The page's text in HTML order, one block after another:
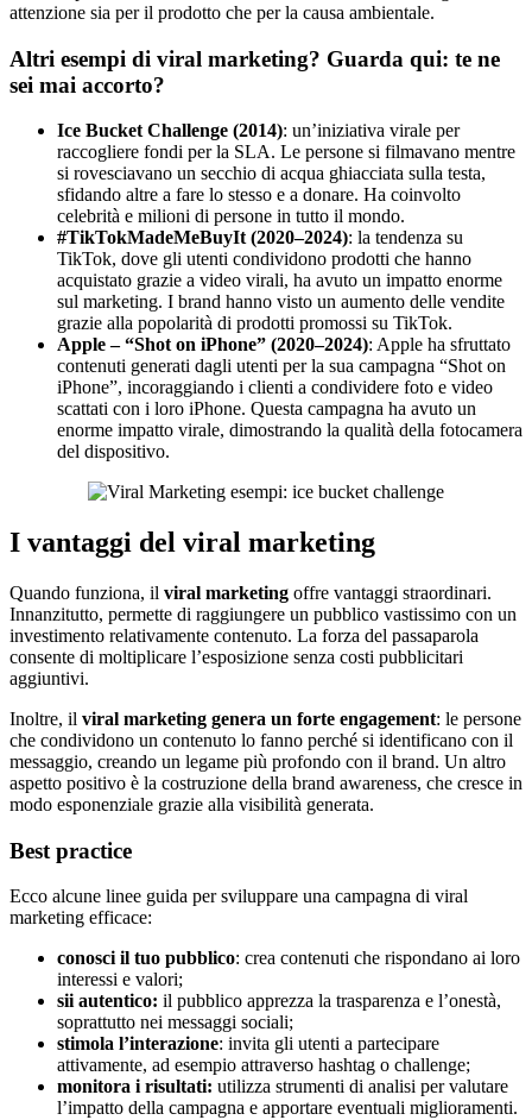
attenzione sia per il prodotto che per la causa ambientale.
Altri esempi di viral marketing? Guarda qui: te ne
sei mai accorto?
Ice Bucket Challenge (2014): un’iniziativa virale per
raccogliere fondi per la SLA. Le persone si filmavano mentre
si rovesciavano un secchio di acqua ghiacciata sulla testa,
sfidando altre a fare lo stesso e a donare. Ha coinvolto
celebrità e milioni di persone in tutto il mondo.
#TikTokMadeMeBuyIt (2020–2024): la tendenza su
TikTok, dove gli utenti condividono prodotti che hanno
acquistato grazie a video virali, ha avuto un impatto enorme
sul marketing. I brand hanno visto un aumento delle vendite
grazie alla popolarità di prodotti promossi su TikTok.
Apple – “Shot on iPhone” (2020–2024): Apple ha sfruttato
contenuti generati dagli utenti per la sua campagna “Shot on
iPhone”, incoraggiando i clienti a condividere foto e video
scattati con i loro iPhone. Questa campagna ha avuto un
enorme impatto virale, dimostrando la qualità della fotocamera
del dispositivo.
I vantaggi del viral marketing
Quando funziona, il viral marketing offre vantaggi straordinari.
Innanzitutto, permette di raggiungere un pubblico vastissimo con un
investimento relativamente contenuto. La forza del passaparola
consente di moltiplicare l’esposizione senza costi pubblicitari
aggiuntivi.
Inoltre, il viral marketing genera un forte engagement: le persone
che condividono un contenuto lo fanno perché si identificano con il
messaggio, creando un legame più profondo con il brand. Un altro
aspetto positivo è la costruzione della brand awareness, che cresce in
modo esponenziale grazie alla visibilità generata.
Best practice
Ecco alcune linee guida per sviluppare una campagna di viral
marketing efficace:
conosci il tuo pubblico: crea contenuti che rispondano ai loro
interessi e valori;
sii autentico: il pubblico apprezza la trasparenza e l’onestà,
soprattutto nei messaggi sociali;
stimola l’interazione: invita gli utenti a partecipare
attivamente, ad esempio attraverso hashtag o challenge;
monitora i risultati: utilizza strumenti di analisi per valutare
l’impatto della campagna e apportare eventuali miglioramenti.